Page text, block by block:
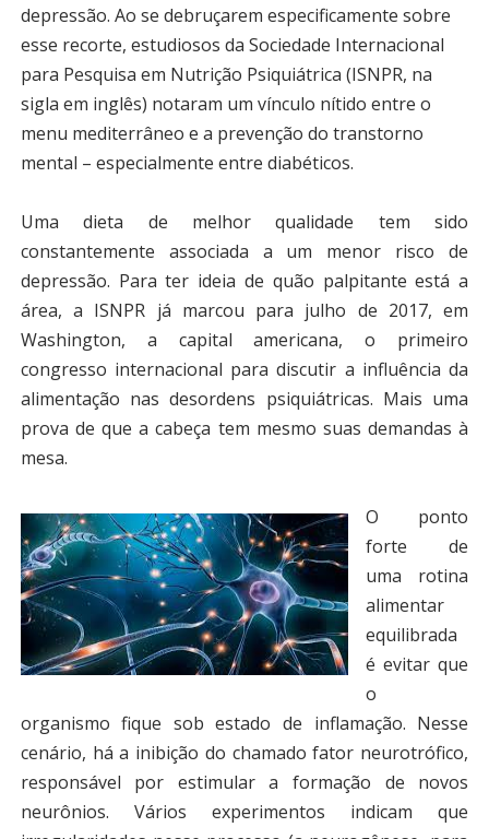
depressão. Ao se debruçarem especificamente sobre
esse recorte, estudiosos da Sociedade Internacional
para Pesquisa em Nutrição Psiquiátrica (ISNPR, na
sigla em inglês) notaram um vínculo nítido entre o
menu mediterrâneo e a prevenção do transtorno
mental – especialmente entre diabéticos.
Uma dieta de melhor qualidade tem sido
constantemente associada a um menor risco de
depressão. Para ter ideia de quão palpitante está a
área, a ISNPR já marcou para julho de 2017, em
Washington, a capital americana, o primeiro
congresso internacional para discutir a influência da
alimentação nas desordens psiquiátricas. Mais uma
prova de que a cabeça tem mesmo suas demandas à
mesa.
O ponto
forte de
uma rotina
alimentar
equilibrada
é evitar que
o
organismo fique sob estado de inflamação. Nesse
cenário, há a inibição do chamado fator neurotrófico,
responsável por estimular a formação de novos
neurônios. Vários experimentos indicam que